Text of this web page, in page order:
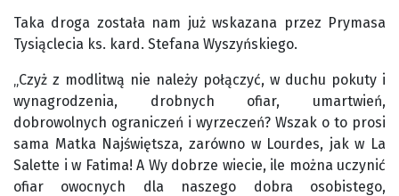
Taka droga została nam już wskazana przez Prymasa
Tysiąclecia ks. kard. Stefana Wyszyńskiego.
„Czyż z modlitwą nie należy połączyć, w duchu pokuty i
wynagrodzenia, drobnych ofiar, umartwień,
dobrowolnych ograniczeń i wyrzeczeń? Wszak o to prosi
sama Matka Najświętsza, zarówno w Lourdes, jak w La
Salette i w Fatima! A Wy dobrze wiecie, ile można uczynić
ofiar owocnych dla naszego dobra osobistego,